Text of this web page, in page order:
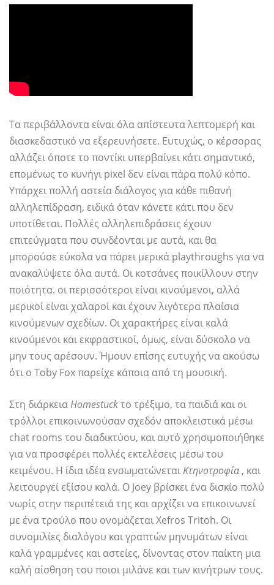
Τα περιβάλλοντα είναι όλα απίστευτα λεπτομερή και
διασκεδαστικό να εξερευνήσετε. Ευτυχώς, ο κέρσορας
αλλάζει όποτε το ποντίκι υπερβαίνει κάτι σημαντικό,
επομένως το κυνήγι pixel δεν είναι πάρα πολύ κόπο.
Υπάρχει πολλή αστεία διάλογος για κάθε πιθανή
αλληλεπίδραση, ειδικά όταν κάνετε κάτι που δεν
υποτίθεται. Πολλές αλληλεπιδράσεις έχουν
επιτεύγματα που συνδέονται με αυτά, και θα
μπορούσε εύκολα να πάρει μερικά playthroughs για να
ανακαλύψετε όλα αυτά. Οι κοτσάνες ποικίλλουν στην
ποιότητα. οι περισσότεροι είναι κινούμενοι, αλλά
μερικοί είναι χαλαροί και έχουν λιγότερα πλαίσια
κινούμενων σχεδίων. Οι χαρακτήρες είναι καλά
κινούμενοι και εκφραστικοί, όμως, είναι δύσκολο να
μην τους αρέσουν. Ήμουν επίσης ευτυχής να ακούσω
ότι ο Toby Fox παρείχε κάποια από τη μουσική.
Στη διάρκειαHomestuckτο τρέξιμο, τα παιδιά και οι
τρόλλοι επικοινωνούσαν σχεδόν αποκλειστικά μέσω
chat rooms του διαδικτύου, και αυτό χρησιμοποιήθηκε
για να προσφέρει πολλές εκτελέσεις μέσω του
κειμένου. Η ίδια ιδέα ενσωματώνεταιΚτηνοτροφία , και
λειτουργεί εξίσου καλά. Ο Joey βρίσκει ένα δισκίο πολύ
νωρίς στην περιπέτειά της και αρχίζει να επικοινωνεί
με ένα τρούλο που ονομάζεται Xefros Tritoh. Οι
συνομιλίες διαλόγου και γραπτών μηνυμάτων είναι
καλά γραμμένες και αστείες, δίνοντας στον παίκτη μια
καλή αίσθηση του ποιοι μιλάνε και των κινήτρων τους.